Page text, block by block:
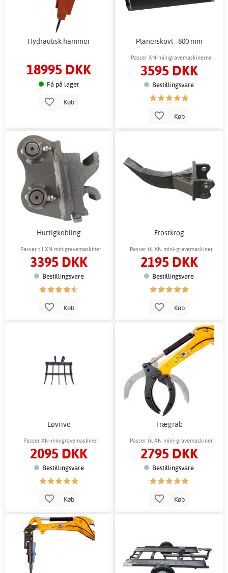
Hydraulisk hammer
18995 DKK
Få på lager
Køb
Planerskovl - 800 mm
Passer XN-minigravemaskinerne
3595 DKK
Bestillingsvare
Køb
Hurtigkobling
Passer til XN minigravemaskiner
3395 DKK
Bestillingsvare
Køb
Frostkrog
Passer til XN mini-gravemaskiner
2195 DKK
Bestillingsvare
Køb
Løvrive
Passer XN-minigravemaskiner
2095 DKK
Bestillingsvare
Køb
Trægrab
Passer til XN mini-gravemaskiner
2795 DKK
Bestillingsvare
Køb